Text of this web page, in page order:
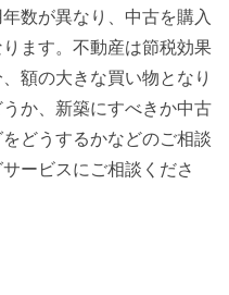
数が異なり、中古を購入
ます。不動産は節税効果
額の大きな買い物となり
か、新築にすべきか中古
どうするかなどのご相談
ービスにご相談くださ